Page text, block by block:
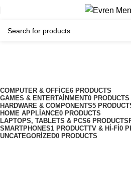
COMPUTER & OFFICE6 PRODUCTS
GAMES & ENTERTAINMENT0 PRODUCTS
HARDWARE & COMPONENTS5
HOME APPLIANCE0 PRODUCTS
LAPTOPS, TABLETS & PCS6 PRODUCTS
SMARTPHONES1 PRODUCTTV & HI-FI 0
UNCATEGORIZED0 PRODUCTS